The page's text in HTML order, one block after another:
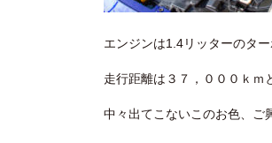
エンジンは1.4リッターのタ
走行距離は３７，０００ｋｍ
中々出てこないこのお色、ご